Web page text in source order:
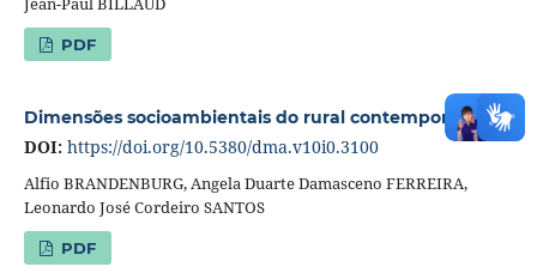
PDF
Dimensões socioambientais do rural contemporâneo
DOI: https://doi.org/10.5380/dma.v10i0.3100
Alfio BRANDENBURG, Angela Duarte Damasceno FERREIRA,
Leonardo José Cordeiro SANTOS
PDF